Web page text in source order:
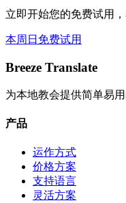
立即开始您的免费试用
本周日免费试用
Breeze Translate
为本地教会提供简单易
产品
运作方式
价格方案
支持语言
灵活方案